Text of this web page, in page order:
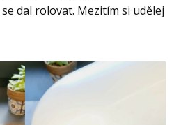
dal rolovat. Mezitím si udělej